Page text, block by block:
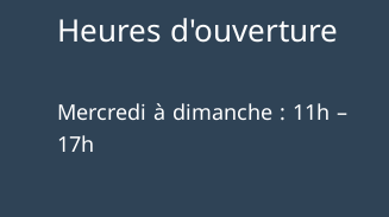
Heures d'ouverture
Mercredi à dimanche : 11h –
17h